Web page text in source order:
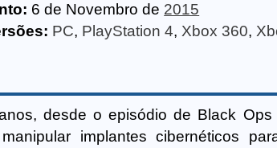
6 de Novembro de 2015
PC, PlayStation 4, Xbox 360,
desde o episódio de Black
implantes cibernéticos